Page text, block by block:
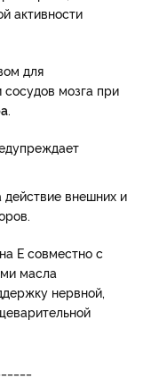
активности
для
мозга при
.
внешних и
Е совместно с
масла
нервной,